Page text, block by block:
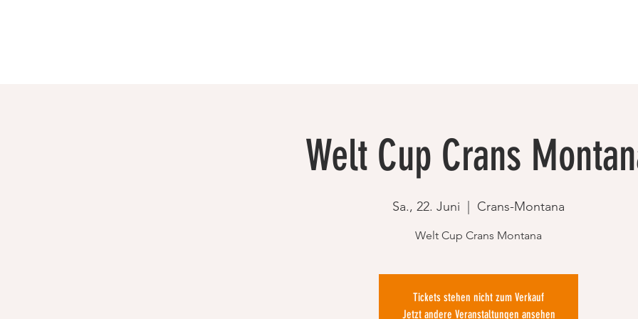
Welt Cup Crans
Sa., 22. Juni Crans-Montana
Welt Cup Crans Montana
Tickets stehen nicht zum Verkauf
Jetzt andere Veranstaltungen ansehen